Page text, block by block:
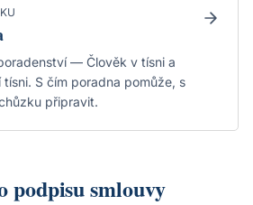
— Člověk v tísni a
S čím poradna pomůže, s
připravit.
podpisu smlouvy